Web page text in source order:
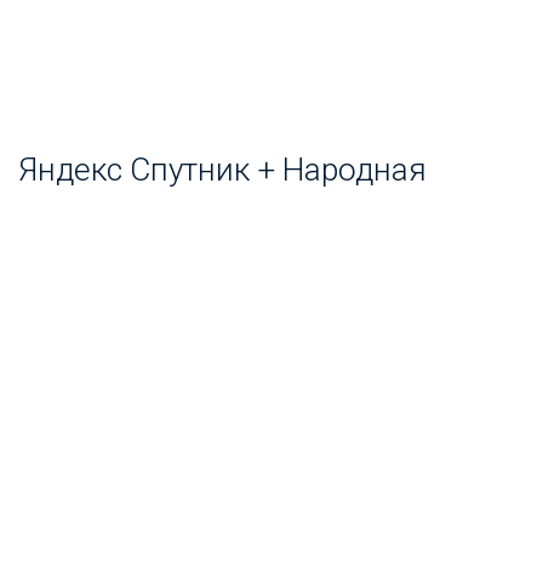
Яндекс Спутник + Народная